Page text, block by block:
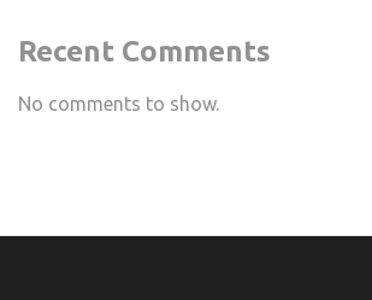
Recent Comments
No comments to show.